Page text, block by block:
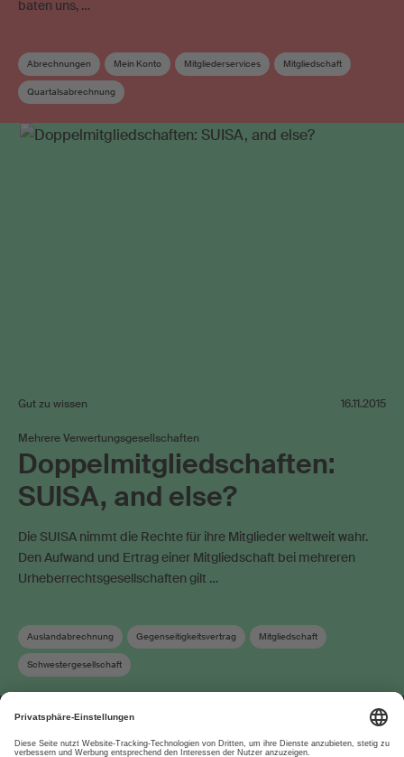
baten uns, …
Abrechnungen Mein Konto Mitgliederservices Mitgliedschaft
Quartalsabrechnung
Gut zu wissen 16.11.2015
Mehrere Verwertungsgesellschaften
Doppelmitgliedschaften:
SUISA, and else?
Die SUISA nimmt die Rechte für ihre Mitglieder weltweit wahr.
Den Aufwand und Ertrag einer Mitgliedschaft bei mehreren
Urheberrechtsgesellschaften gilt …
Auslandabrechnung Gegenseitigkeitsvertrag Mitgliedschaft
Schwestergesellschaft
Über uns